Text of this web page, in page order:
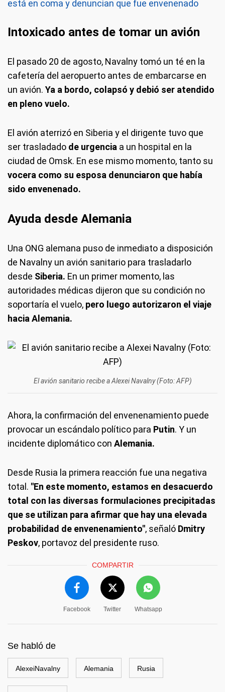
está en coma y denuncian que fue envenenado
Intoxicado antes de tomar un avión
El pasado 20 de agosto, Navalny tomó un té en la
cafetería del aeropuerto antes de embarcarse en
un avión. Ya a bordo, colapsó y debió ser atendido
en pleno vuelo.
El avión aterrizó en Siberia y el dirigente tuvo que
ser trasladado de urgencia a un hospital en la
ciudad de Omsk. En ese mismo momento, tanto su
vocera como su esposa denunciaron que había
sido envenenado.
Ayuda desde Alemania
Una ONG alemana puso de inmediato a disposición
de Navalny un avión sanitario para trasladarlo
desde Siberia. En un primer momento, las
autoridades médicas dijeron que su condición no
soportaría el vuelo, pero luego autorizaron el viaje
hacia Alemania.
El avión sanitario recibe a Alexei Navalny (Foto: AFP)
Ahora, la confirmación del envenenamiento puede
provocar un escándalo político para Putin. Y un
incidente diplomático con Alemania.
Desde Rusia la primera reacción fue una negativa
total. "En este momento, estamos en desacuerdo
total con las diversas formulaciones precipitadas
que se utilizan para afirmar que hay una elevada
probabilidad de envenenamiento", señaló Dmitry
Peskov, portavoz del presidente ruso.
COMPARTIR
Facebook Twitter Whatsapp
Se habló de
AlexeiNavalny Alemania Rusia